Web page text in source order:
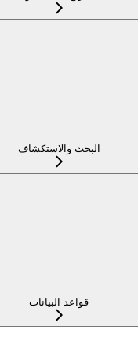
البحث والاستكشاف
قواعد البيانات